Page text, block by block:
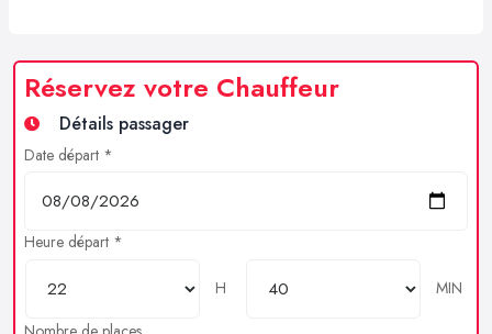
Réservez votre Chauffeur
Détails passager
Date départ *
Heure départ *
H
MIN